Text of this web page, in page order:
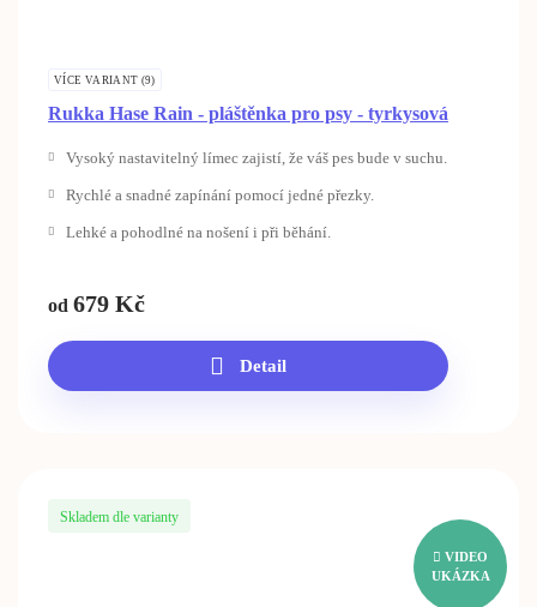
VÍCE VARIANT (9)
Rukka Hase Rain - pláštěnka pro psy - tyrkysová
Vysoký nastavitelný límec zajistí, že váš pes bude v suchu.
Rychlé a snadné zapínání pomocí jedné přezky.
Lehké a pohodlné na nošení i při běhání.
od 679 Kč
Detail
VIDEO
UKÁZKA
Skladem dle varianty